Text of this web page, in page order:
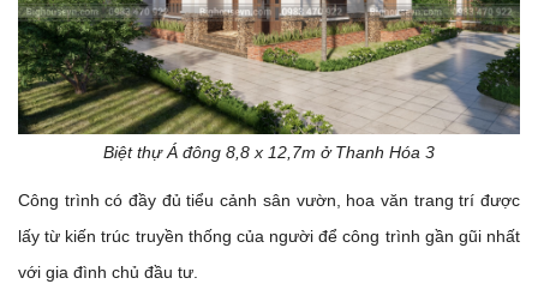
Biệt thự Á đông 8,8 x 12,7m ở Thanh Hóa 3
Công trình có đầy đủ tiểu cảnh sân vườn, hoa văn trang trí được
lấy từ kiến trúc truyền thống của người để công trình gần gũi nhất
với gia đình chủ đầu tư.